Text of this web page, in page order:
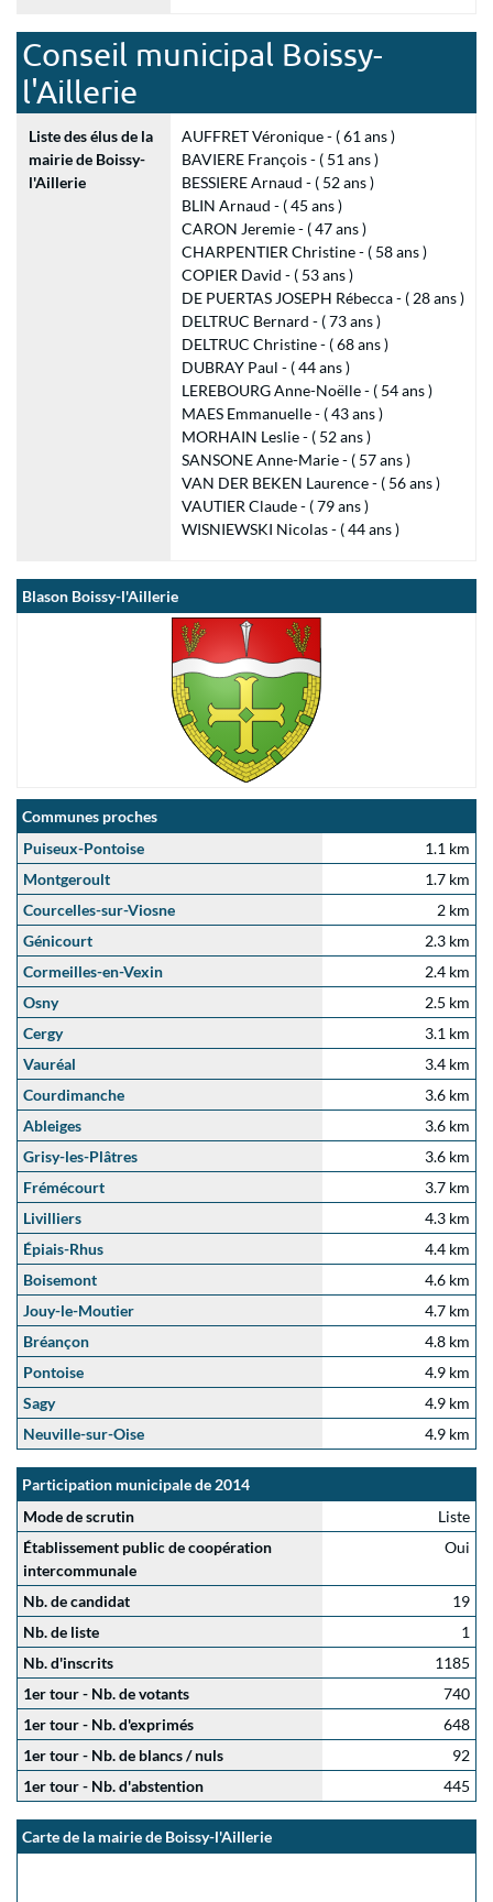
Conseil municipal Boissy-
l'Aillerie
Liste des élus de la
mairie de Boissy-
l'Aillerie
AUFFRET Véronique - ( 61 ans )
BAVIERE François - ( 51 ans )
BESSIERE Arnaud - ( 52 ans )
BLIN Arnaud - ( 45 ans )
CARON Jeremie - ( 47 ans )
CHARPENTIER Christine - ( 58 ans )
COPIER David - ( 53 ans )
DE PUERTAS JOSEPH Rébecca - ( 28 ans )
DELTRUC Bernard - ( 73 ans )
DELTRUC Christine - ( 68 ans )
DUBRAY Paul - ( 44 ans )
LEREBOURG Anne-Noëlle - ( 54 ans )
MAES Emmanuelle - ( 43 ans )
MORHAIN Leslie - ( 52 ans )
SANSONE Anne-Marie - ( 57 ans )
VAN DER BEKEN Laurence - ( 56 ans )
VAUTIER Claude - ( 79 ans )
WISNIEWSKI Nicolas - ( 44 ans )
Blason Boissy-l'Aillerie
Communes proches
Puiseux-Pontoise
1.1 km
Montgeroult
1.7 km
Courcelles-sur-Viosne
2 km
Génicourt
2.3 km
Cormeilles-en-Vexin
2.4 km
Osny
2.5 km
Cergy
3.1 km
Vauréal
3.4 km
Courdimanche
3.6 km
Ableiges
3.6 km
Grisy-les-Plâtres
3.6 km
Frémécourt
3.7 km
Livilliers
4.3 km
Épiais-Rhus
4.4 km
Boisemont
4.6 km
Jouy-le-Moutier
4.7 km
Bréançon
4.8 km
Pontoise
4.9 km
Sagy
4.9 km
Neuville-sur-Oise
4.9 km
Participation municipale de 2014
Mode de scrutin
Liste
Établissement public de coopération
intercommunale
Oui
Nb. de candidat
19
Nb. de liste
1
Nb. d'inscrits
1185
1er tour - Nb. de votants
740
1er tour - Nb. d'exprimés
648
1er tour - Nb. de blancs / nuls
92
1er tour - Nb. d'abstention
445
Carte de la mairie de Boissy-l'Aillerie